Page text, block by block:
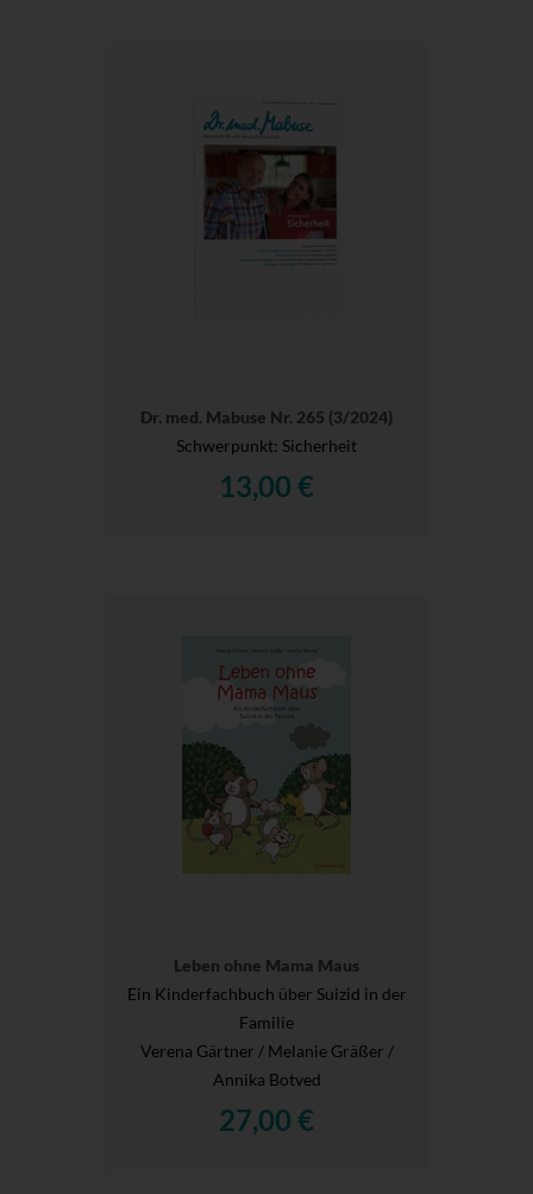
Dr. med. Mabuse Nr. 265 (3/2024)
Schwerpunkt: Sicherheit
13,00 €
Leben ohne Mama Maus
Ein Kinderfachbuch über Suizid in der
Familie
Verena Gärtner / Melanie Gräßer /
Annika Botved
27,00 €